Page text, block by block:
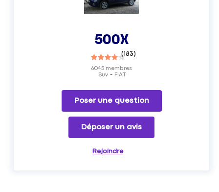
500X
(183)
Suv FIAT
6045 membres
Poser une question
Déposer un avis
Rejoindre